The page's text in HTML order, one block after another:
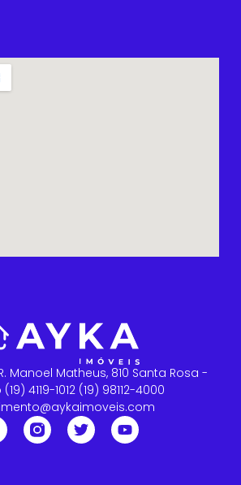
Manoel Matheus, 810 Santa Rosa -
4119-1012 (19) 98112-4000